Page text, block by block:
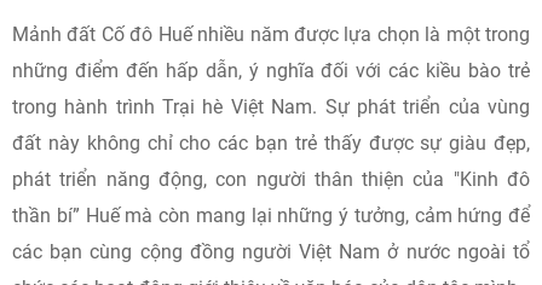
Mảnh đất Cố đô Huế nhiều năm được lựa chọn là một trong
những điểm đến hấp dẫn, ý nghĩa đối với các kiều bào trẻ
trong hành trình Trại hè Việt Nam. Sự phát triển của vùng
đất này không chỉ cho các bạn trẻ thấy được sự giàu đẹp,
phát triển năng động, con người thân thiện của "Kinh đô
thần bí” Huế mà còn mang lại những ý tưởng, cảm hứng để
các bạn cùng cộng đồng người Việt Nam ở nước ngoài tổ